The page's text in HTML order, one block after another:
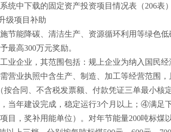
统中下载的固定资产投资项目情况表（206表）
级项目补助
节能降碳、清洁生产、资源循环利用等绿色
最高300万元奖励。
业企业，其范围包括：规上企业为纳入国民
营业执照中含生产、制造、加工等经营范围
按合同、不含税发票额、付款凭证三单最小
当年建设完成，稳定运行3个月以上；④满足
目，奖补用能单位）。对年节能量200吨标煤